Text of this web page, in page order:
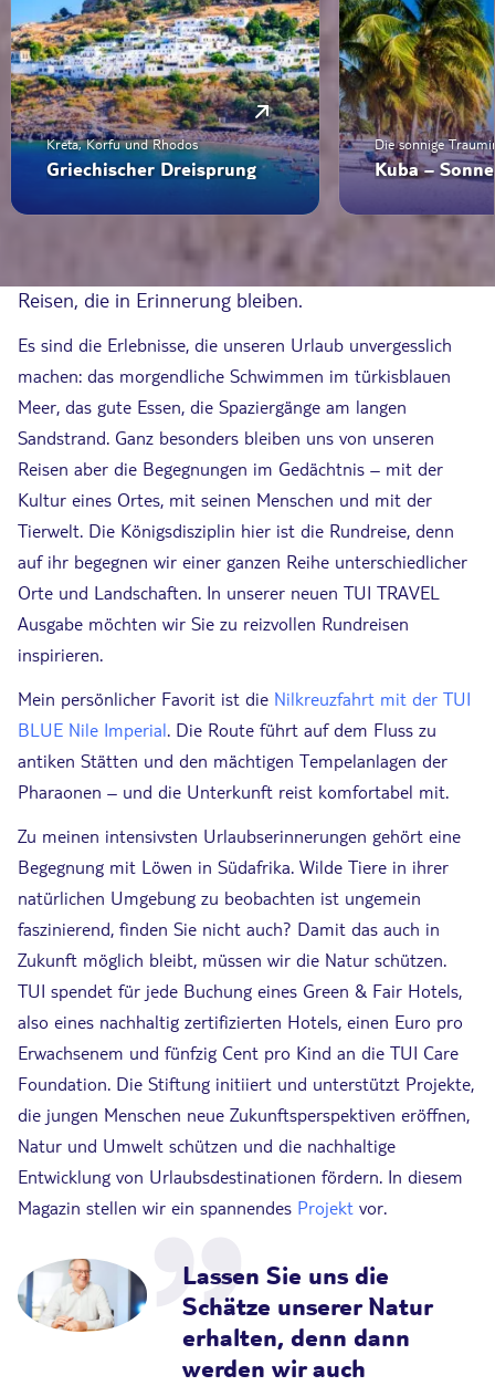
Kreta, Korfu und Rhodos
Griechischer Dreisprung
Die sonnige
Reisen, die in Erinnerung bleiben.
Es sind die Erlebnisse, die unseren Urlaub unvergesslich
machen: das morgendliche Schwimmen im türkisblauen
Meer, das gute Essen, die Spaziergänge am langen
Sandstrand. Ganz besonders bleiben uns von unseren
Reisen aber die Begegnungen im Gedächtnis – mit der
Kultur eines Ortes, mit seinen Menschen und mit der
Tierwelt. Die Königsdisziplin hier ist die Rundreise, denn
auf ihr begegnen wir einer ganzen Reihe unterschiedlicher
Orte und Landschaften. In unserer neuen TUI TRAVEL
Ausgabe möchten wir Sie zu reizvollen Rundreisen
inspirieren.
Mein persönlicher Favorit ist die Nilkreuzfahrt mit der TUI
BLUE Nile Imperial. Die Route führt auf dem Fluss zu
antiken Stätten und den mächtigen Tempelanlagen der
Pharaonen – und die Unterkunft reist komfortabel mit.
Zu meinen intensivsten Urlaubserinnerungen gehört eine
Begegnung mit Löwen in Südafrika. Wilde Tiere in ihrer
natürlichen Umgebung zu beobachten ist ungemein
faszinierend, finden Sie nicht auch? Damit das auch in
Zukunft möglich bleibt, müssen wir die Natur schützen.
TUI spendet für jede Buchung eines Green & Fair Hotels,
also eines nachhaltig zertifizierten Hotels, einen Euro pro
Erwachsenem und fünfzig Cent pro Kind an die TUI Care
Foundation. Die Stiftung initiiert und unterstützt Projekte,
die jungen Menschen neue Zukunftsperspektiven eröffnen,
Natur und Umwelt schützen und die nachhaltige
Entwicklung von Urlaubsdestinationen fördern. In diesem
Magazin stellen wir ein spannendes Projekt vor.
Lassen Sie uns die
Schätze unserer Natur
erhalten, denn dann
werden wir auch